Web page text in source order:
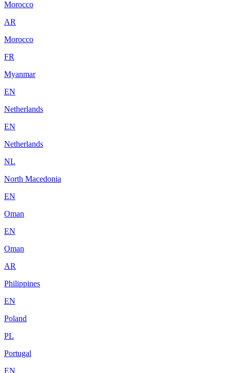
Morocco
AR
Morocco
FR
Myanmar
EN
Netherlands
EN
Netherlands
NL
North Macedonia
EN
Oman
EN
Oman
AR
Philippines
EN
Poland
PL
Portugal
EN